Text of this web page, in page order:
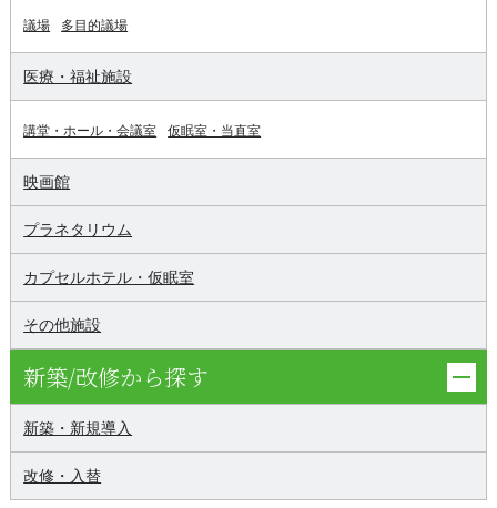
議場 多目的議場
医療・福祉施設
講堂・ホール・会議室 仮眠室・当直室
映画館
プラネタリウム
カプセルホテル・仮眠室
その他施設
新築/改修から探す
新築・新規導入
改修・入替